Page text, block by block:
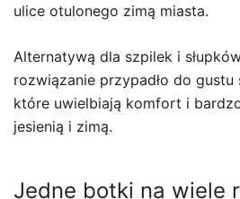
ulice otulonego zimą miasta.
Alternatywą dla szpilek i
rozwiązanie przypadło do
które uwielbiają komfort i
jesienią i zimą.
Jedne botki na wiele